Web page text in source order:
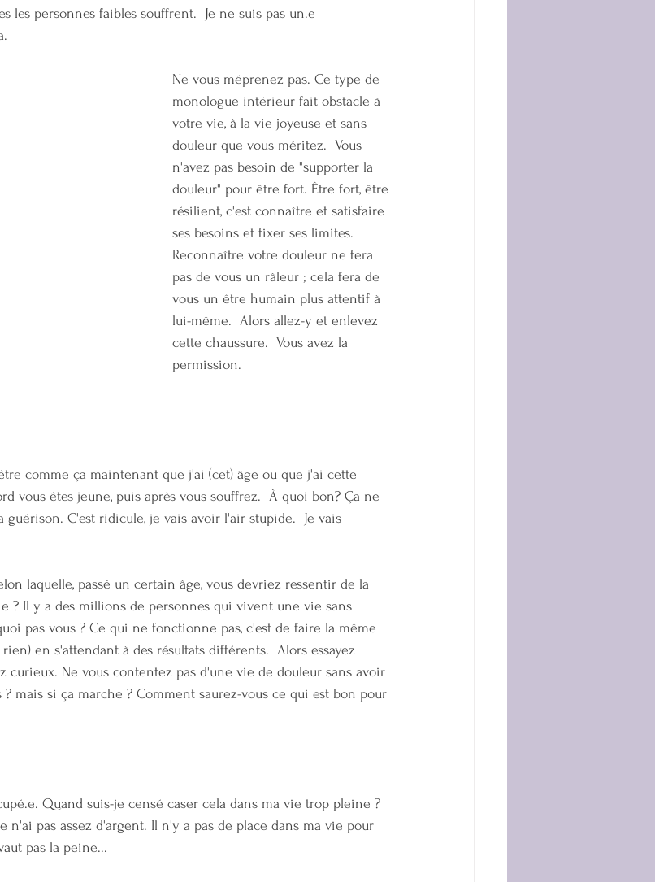
les personnes faibles souffrent.  Je ne suis pas un.e
Ne vous méprenez pas. Ce type de
monologue intérieur fait obstacle à
votre vie, à la vie joyeuse et sans
douleur que vous méritez.  Vous
n'avez pas besoin de "supporter la
douleur" pour être fort. Être fort, être
résilient, c'est connaître et satisfaire
ses besoins et fixer ses limites.
Reconnaître votre douleur ne fera
pas de vous un râleur ; cela fera de
vous un être humain plus attentif à
lui-même.  Alors allez-y et enlevez
cette chaussure.  Vous avez la
permission.
comme ça maintenant que j'ai (cet) âge ou que j'ai cette
vous êtes jeune, puis après vous souffrez.  À quoi bon? Ça ne
guérison. C'est ridicule, je vais avoir l'air stupide.  Je vais
laquelle, passé un certain âge, vous devriez ressentir de la
? Il y a des millions de personnes qui vivent une vie sans
pas vous ? Ce qui ne fonctionne pas, c'est de faire la même
en s'attendant à des résultats différents.  Alors essayez
curieux. Ne vous contentez pas d'une vie de douleur sans avoir
mais si ça marche ? Comment saurez-vous ce qui est bon pour
Quand suis-je censé caser cela dans ma vie trop pleine ?
n'ai pas assez d'argent. Il n'y a pas de place dans ma vie pour
pas la peine...